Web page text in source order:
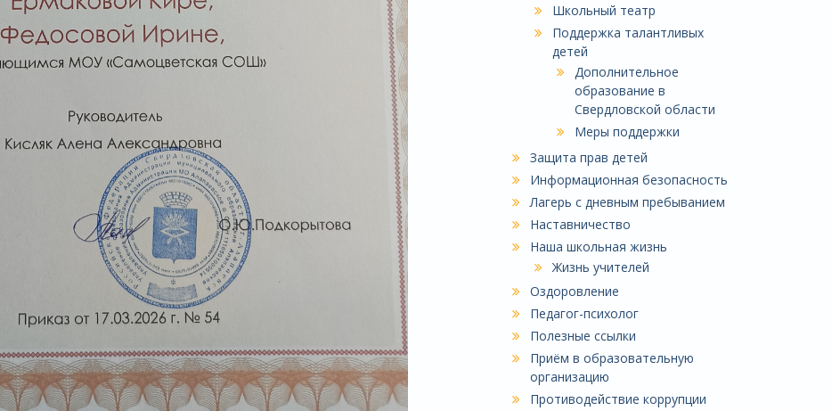
Школьный театр
Поддержка талантливых
детей
Дополнительное
образование в
Свердловской области
Меры поддержки
Защита прав детей
Информационная безопасность
Лагерь с дневным пребыванием
Наставничество
Наша школьная жизнь
Жизнь учителей
Оздоровление
Педагог-психолог
Полезные ссылки
Приём в образовательную
организацию
Противодействие коррупции